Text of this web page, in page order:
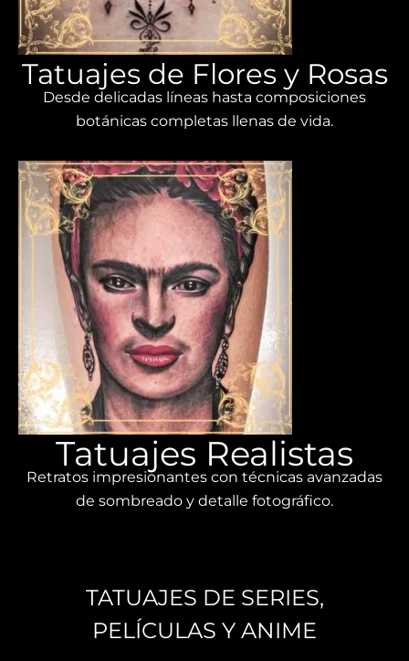
Tatuajes de Flores y Rosas
Desde delicadas líneas hasta composiciones
botánicas completas llenas de vida.
Tatuajes Realistas
Retratos impresionantes con técnicas avanzadas
de sombreado y detalle fotográfico.
TATUAJES DE SERIES,
PELÍCULAS Y ANIME